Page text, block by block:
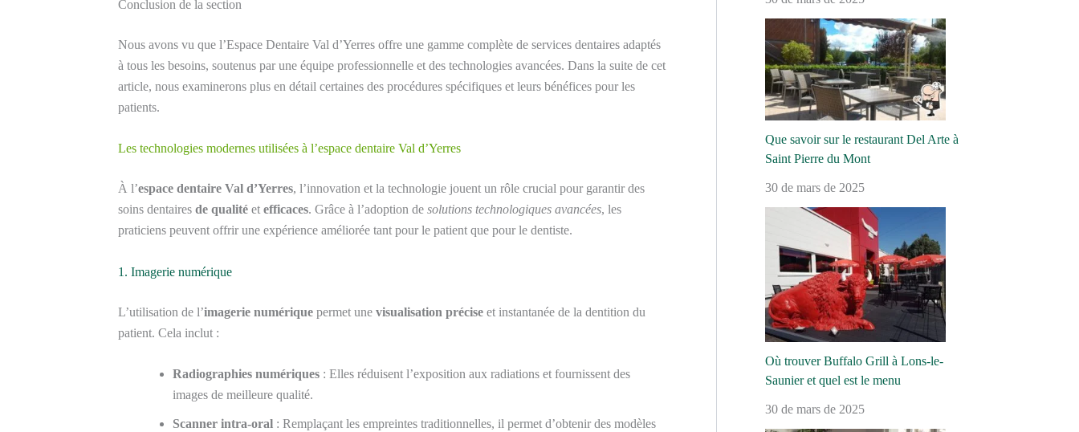
Conclusion de la section
Nous avons vu que l’Espace Dentaire Val d’Yerres offre une gamme complète de services dentaires adaptés
à tous les besoins, soutenus par une équipe professionnelle et des technologies avancées. Dans la suite de cet
article, nous examinerons plus en détail certaines des procédures spécifiques et leurs bénéfices pour les
patients.
Les technologies modernes utilisées à l’espace dentaire Val d’Yerres
À l’espace dentaire Val d’Yerres, l’innovation et la technologie jouent un rôle crucial pour garantir des
soins dentaires de qualité et efficaces. Grâce à l’adoption de solutions technologiques avancées, les
praticiens peuvent offrir une expérience améliorée tant pour le patient que pour le dentiste.
1. Imagerie numérique
L’utilisation de l’imagerie numérique permet une visualisation précise et instantanée de la dentition du
patient. Cela inclut :
Radiographies numériques : Elles réduisent l’exposition aux radiations et fournissent des
images de meilleure qualité.
Scanner intra-oral : Remplaçant les empreintes traditionnelles, il permet d’obtenir des modèles
Que savoir sur le restaurant Del Arte à
Saint Pierre du Mont
30 de mars de 2025
Où trouver Buffalo Grill à Lons-le-
Saunier et quel est le menu
30 de mars de 2025